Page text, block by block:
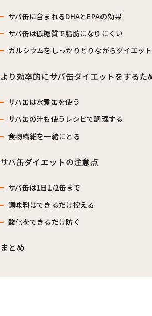
サバ缶に含まれるDHAとEPAの効果
サバ缶は低糖質で脂肪になりにくい
カルシウムをしっかりとりながらダイエッ
より効率的にサバ缶ダイエットをするた
サバ缶は水煮缶を使う
サバ缶の汁も使うレシピで調理する
食物繊維を一緒にとる
サバ缶ダイエットの注意点
サバ缶は1日1/2缶まで
調味料はできるだけ控える
酸化をできるだけ防ぐ
まとめ